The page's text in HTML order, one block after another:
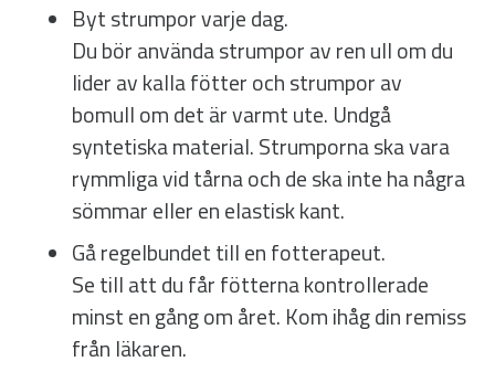
Byt strumpor varje dag.
Du bör använda strumpor av ren ull om du
lider av kalla fötter och strumpor av
bomull om det är varmt ute. Undgå
syntetiska material. Strumporna ska vara
rymmliga vid tårna och de ska inte ha några
sömmar eller en elastisk kant.
Gå regelbundet till en fotterapeut.
Se till att du får fötterna kontrollerade
minst en gång om året. Kom ihåg din remiss
från läkaren.